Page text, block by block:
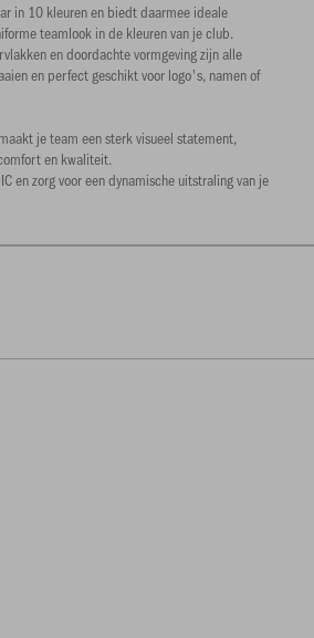
in 10 kleuren en biedt daarmee ideale
teamlook in de kleuren van je club.
en doordachte vormgeving zijn alle
en perfect geschikt voor logo's, namen of
je team een sterk visueel statement,
en kwaliteit.
en zorg voor een dynamische uitstraling van je